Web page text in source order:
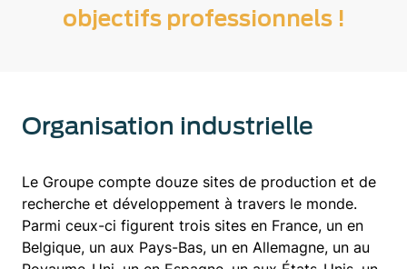
objectifs professionnels !
Organisation industrielle
Le Groupe compte douze sites de production et de
recherche et développement à travers le monde.
Parmi ceux-ci figurent trois sites en France, un en
Belgique, un aux Pays-Bas, un en Allemagne, un au